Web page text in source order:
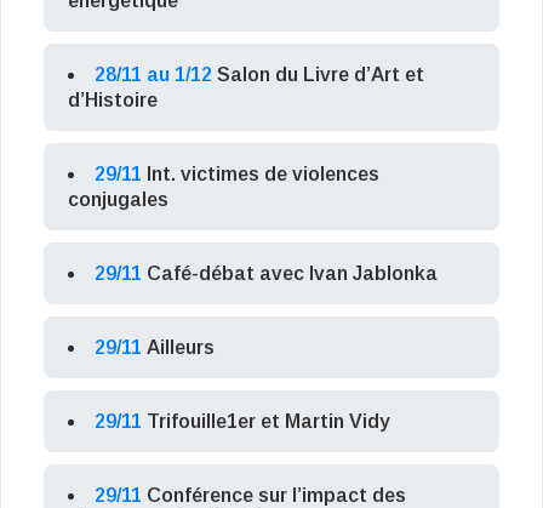
28/11 au 1/12 Salon du Livre d’Art et
d’Histoire
29/11 Int. victimes de violences
conjugales
29/11 Café-débat avec Ivan Jablonka
29/11 Ailleurs
29/11 Trifouille1er et Martin Vidy
29/11 Conférence sur l’impact des